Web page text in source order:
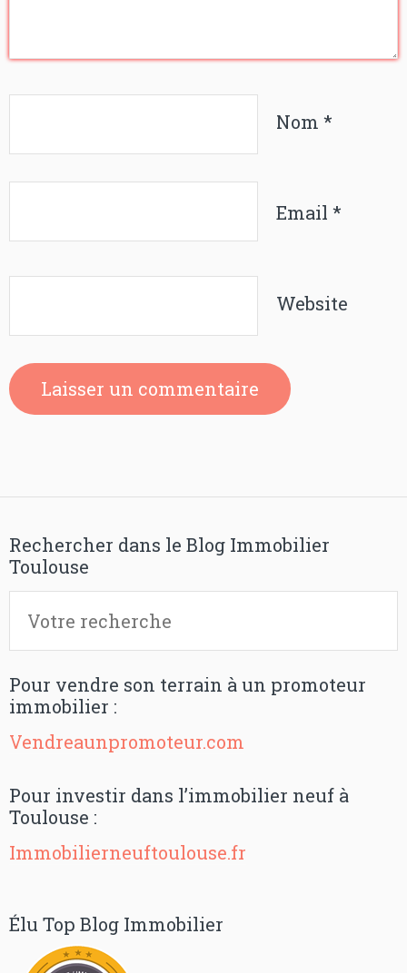
Nom *
Email *
Website
Rechercher dans le Blog Immobilier
Toulouse
Pour vendre son terrain à un promoteur
immobilier :
Vendreaunpromoteur.com
Pour investir dans l’immobilier neuf à
Toulouse :
Immobilierneuftoulouse.fr
Élu Top Blog Immobilier